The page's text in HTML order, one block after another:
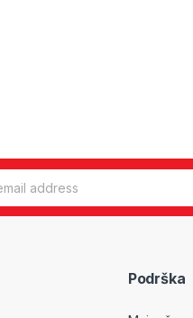
Podrška